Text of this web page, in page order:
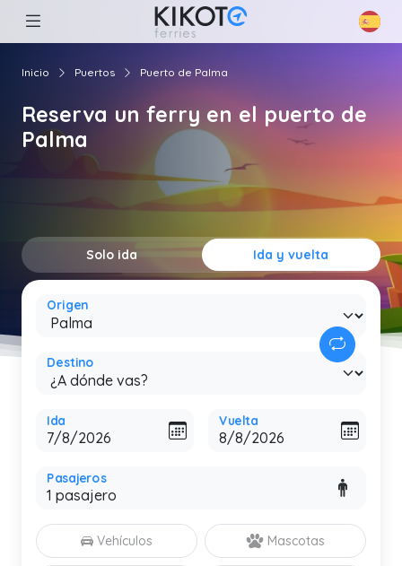
Inicio Puertos Puerto de Palma
Reserva un ferry en el puerto de
Palma
Solo ida Ida y vuelta
Origen
Destino
Ida Vuelta
Pasajeros
Vehículos Mascotas